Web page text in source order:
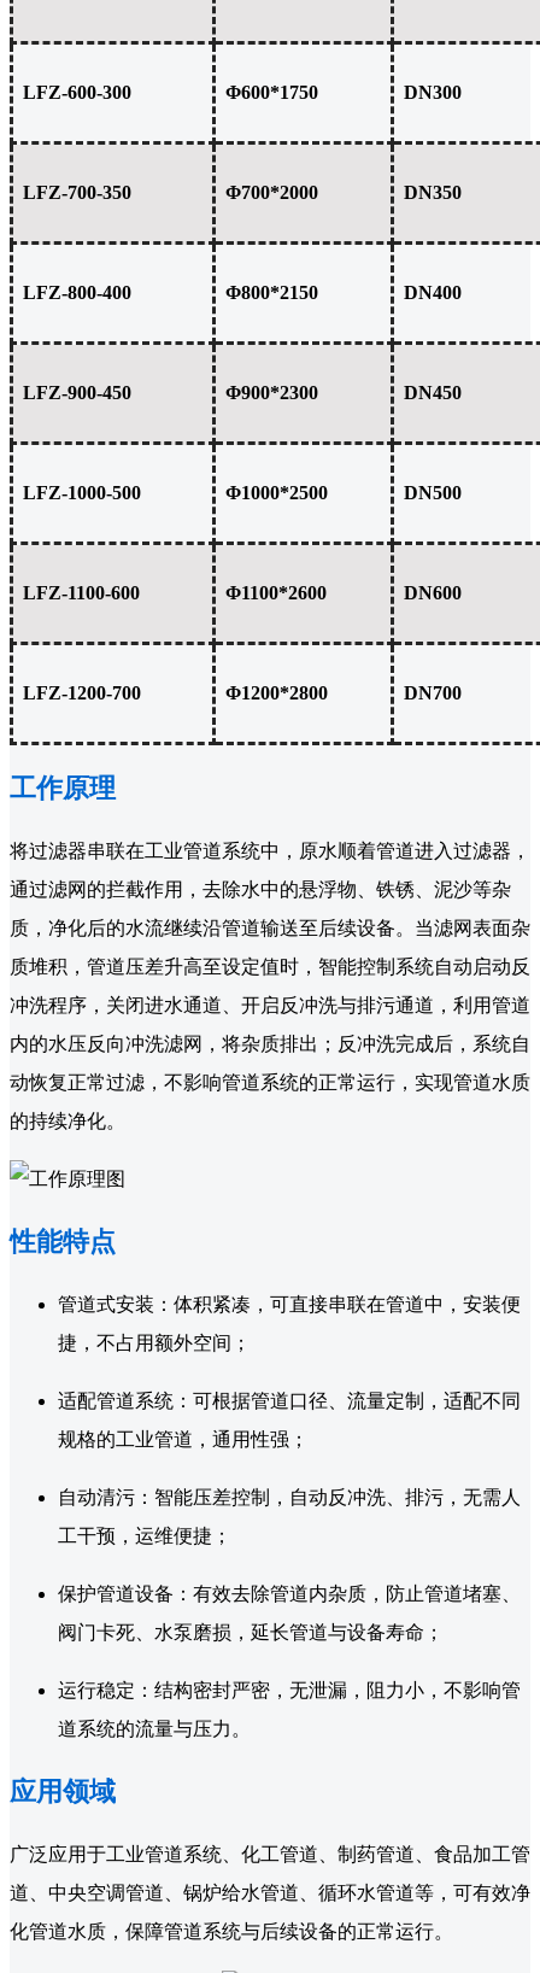
LFZ-600-300 Φ600*1750 DN300
LFZ-700-350 Φ700*2000 DN350
LFZ-800-400 Φ800*2150 DN400
LFZ-900-450 Φ900*2300 DN450
LFZ-1000-500 Φ1000*2500 DN500
LFZ-1100-600 Φ1100*2600 DN600
LFZ-1200-700 Φ1200*2800 DN700
工作原理
将过滤器串联在工业管道系统中，原水顺着管道进入过滤器，
通过滤网的拦截作用，去除水中的悬浮物、铁锈、泥沙等杂
质，净化后的水流继续沿管道输送至后续设备。当滤网表面杂
质堆积，管道压差升高至设定值时，智能控制系统自动启动反
冲洗程序，关闭进水通道、开启反冲洗与排污通道，利用管道
内的水压反向冲洗滤网，将杂质排出；反冲洗完成后，系统自
动恢复正常过滤，不影响管道系统的正常运行，实现管道水质
的持续净化。
性能特点
管道式安装：体积紧凑，可直接串联在管道中，安装便
捷，不占用额外空间；
适配管道系统：可根据管道口径、流量定制，适配不同
规格的工业管道，通用性强；
自动清污：智能压差控制，自动反冲洗、排污，无需人
工干预，运维便捷；
保护管道设备：有效去除管道内杂质，防止管道堵塞、
阀门卡死、水泵磨损，延长管道与设备寿命；
运行稳定：结构密封严密，无泄漏，阻力小，不影响管
道系统的流量与压力。
应用领域
广泛应用于工业管道系统、化工管道、制药管道、食品加工管
道、中央空调管道、锅炉给水管道、循环水管道等，可有效净
化管道水质，保障管道系统与后续设备的正常运行。